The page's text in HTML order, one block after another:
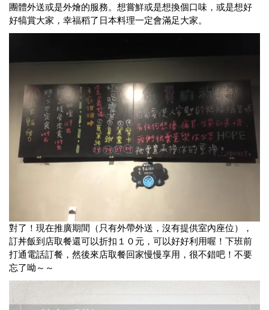
團體外送或是外燴的服務。想嘗鮮或是想換個口味，或是想好
好犒賞大家，幸福稻了日本料理一定會滿足大家。
對了！現在推廣期間（只有外帶外送，沒有提供室內座位），
訂丼飯到店取餐還可以折扣１０元，可以好好利用喔！下班前
打通電話訂餐，然後來店取餐回家慢慢享用，很不錯吧！不要
忘了呦～～